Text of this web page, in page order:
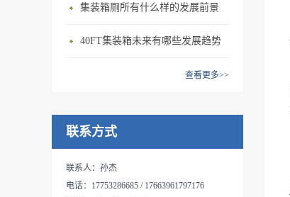
集装箱厕所有什么样的发展前景
40FT集装箱未来有哪些发展趋势
查看更多>>
联系方式
联系人：孙杰
电话：17753286685 / 17663961797176